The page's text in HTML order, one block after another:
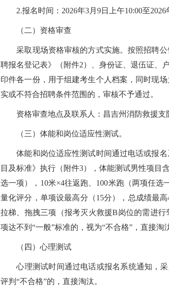
2.报名时间：2026年3月9日上午10:00至2026
（二）资格审查
采取现场资格审核的方式实施。按照招聘公
聘报名登记表》（附件2）、身份证、退伍证、
印件各一份，用于组建考生个人档案，同时现
实或不符合招聘条件范围的，审核不予通过。
资格审查地点及联系人：昌吉州消防救援支
（三）体能和岗位适应性测试。
体能和岗位适应性测试时间通过电话或报名
目及标准》执行（附件3），体能测试男性项目
选一项），10米×4往返跑、100米跑（两项任
量化评分，单项设最高分（15分），总成绩最
拉梯、拖拽三项（报考灭火救援B岗位的需进
项达不到“一般”标准的，视为“不合格”，直接淘
（四）心理测试
心理测试时间通过电话或报名系统通知，采
评判“不合格”的，直接淘汰。